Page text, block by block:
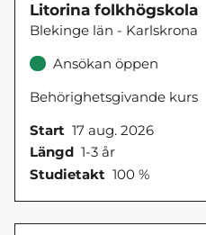
Litorina folkhögskola
Blekinge län - Karlskrona
Ansökan öppen
Behörighetsgivande kurs
Start 17 aug. 2026
Längd 1-3 år
Studietakt 100 %